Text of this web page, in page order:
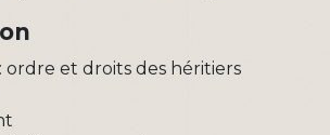
ordre et droits des héritiers